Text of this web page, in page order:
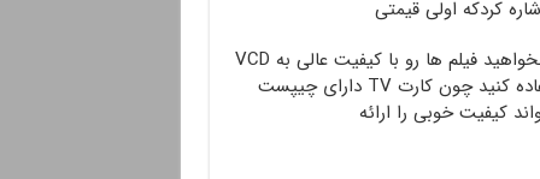
حدود ۹۰۰ هزار تومان و دومی ۱،۴۶۰،۰۰۰ می باشد. در کل اگر بخواهید فیلم ها رو با کیفیت عالی به VCD
و DVD تبدیل کنید باید از کارتهای مخصوص این کار استفاده کنید چون کارت TV‌ دارای چیپست
کیفیت خوبی را ارائه